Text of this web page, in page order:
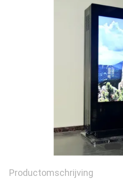
Productomschrijving